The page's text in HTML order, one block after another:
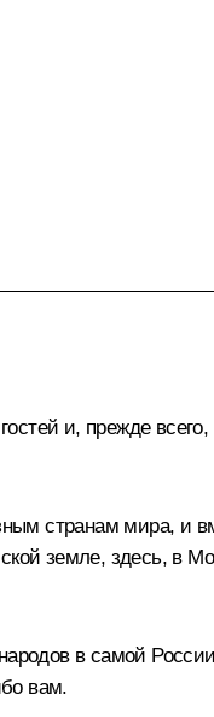
и, прежде всего,
странам мира, и
земле, здесь, в
в самой
вам.